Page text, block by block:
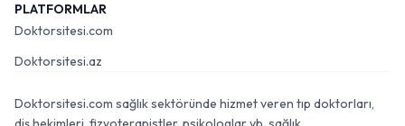
PLATFORMLAR
Doktorsitesi.com
Doktorsitesi.az
Doktorsitesi.com sağlık sektöründe hizmet veren tıp doktorları,